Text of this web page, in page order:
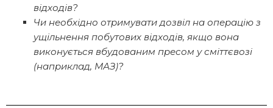
відходів?
Чи необхідно отримувати дозвіл на операцію з
ущільнення побутових відходів, якщо вона
виконується вбудованим пресом у сміттєвозі
(наприклад, МАЗ)?